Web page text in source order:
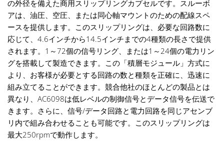
の外径を備えた商用スリップリングカプセルです。スルーボ
アは、油圧、空圧、または同心軸マウントのための配線スペ
ースを提供します。このスリップリングは、必要な回路数に
応じて、4.6インチから14.5インチまでの4種類の長さで提供
されます。1～72個の信号リング、または1～24個の電力リン
グを搭載して製造できます。この「積層モジュール」方式に
より、お客様が必要とする回路の数と種類を正確に、迅速に
組み立てることができます。競合他社のほとんどの製品とは
異なり、AC6098は低レベルの制御信号とデータ信号を伝送で
きます。さらに、信号/データ回路と電力回路を同じアセンブ
リ内で組み合わせることも可能です。このスリップリングは
最大250rpmで動作します。